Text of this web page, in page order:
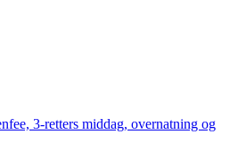
3-retters middag, overnatning og